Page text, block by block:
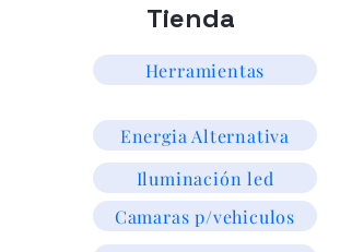
Tienda
Herramientas
Energia Alternativa
Iluminación led
Camaras p/vehiculos